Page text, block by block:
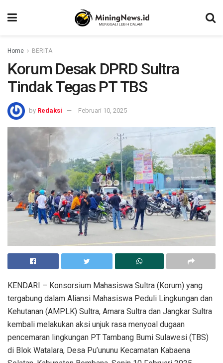
Home BERITA
Korum Desak DPRD Sultra
Tindak Tegas PT TBS
by Redaksi Februari 10, 2025
KENDARI – Konsorsium Mahasiswa Sultra (Korum) yang
tergabung dalam Aliansi Mahasiswa Peduli Lingkungan dan
Kehutanan (AMPLK) Sultra, Amara Sultra dan Jangkar Sultra
kembali melakukan aksi unjuk rasa menyoal dugaan
pencemaran lingkungan PT Tambang Bumi Sulawesi (TBS)
di Blok Watalara, Desa Pu’ununu Kecamatan Kabaena